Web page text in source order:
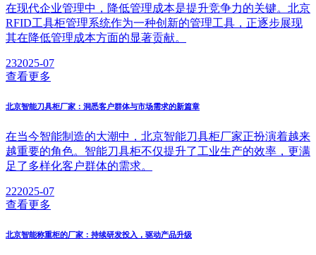
在现代企业管理中，降低管理成本是提升竞争力的关键。北京
RFID工具柜管理系统作为一种创新的管理工具，正逐步展现
其在降低管理成本方面的显著贡献。
232025-07
查看更多
北京智能刀具柜厂家：洞悉客户群体与市场需求的新篇章
在当今智能制造的大潮中，北京智能刀具柜厂家正扮演着越来
越重要的角色。智能刀具柜不仅提升了工业生产的效率，更满
足了多样化客户群体的需求。
222025-07
查看更多
北京智能称重柜的厂家：持续研发投入，驱动产品升级